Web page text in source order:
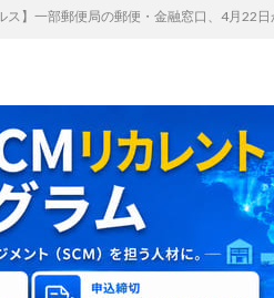
ス】一部郵便局の郵便・金融窓口、4月22